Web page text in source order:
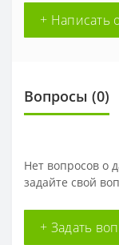
+ Написать
Вопросы (0)
Нет вопросов о
задайте свой
+ Задать